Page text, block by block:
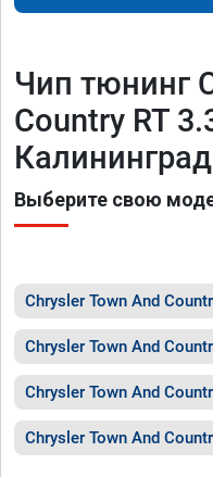
Чип тюнинг
Country RT
Выберите свою
Chrysler Town And
Chrysler Town And
Chrysler Town And
Chrysler Town And